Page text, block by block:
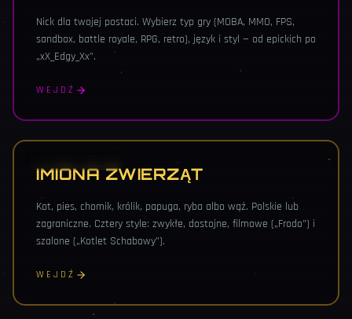
Nick dla twojej postaci. Wybierz typ gry (MOBA, MMO, FPS,
sandbox, battle royale, RPG, retro), język i styl — od epickich po
„xX_Edgy_Xx”.
WEJDŹ
IMIONA ZWIERZĄT
Kot, pies, chomik, królik, papuga, ryba albo wąż. Polskie lub
zagraniczne. Cztery style: zwykłe, dostojne, filmowe („Frodo”) i
szalone („Kotlet Schabowy”).
WEJDŹ